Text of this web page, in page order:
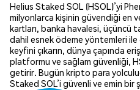
Helius Staked SOL (HSOL)’yi
milyonlarca kişinin güvendiği en
kartları, banka havalesi, üçüncü
dahil esnek ödeme yöntemleri ile
keyfini çıkarın, dünya çapında
platformu ve sağlam güvenliği,
getirir. Bugün kripto para
Staked SOL’i güvenli ve emin bir